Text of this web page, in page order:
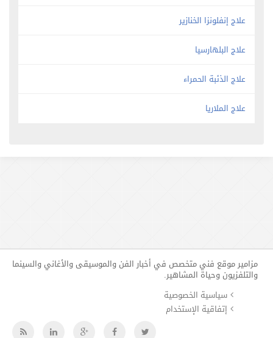
علاج إنفلونزا الخنازير
علاج البلهارسيا
علاج الذئبة الحمراء
علاج الملاريا
مزامير موقع فني متخصص في أخبار الفن والموسيقى والأغاني والسينما
والتلفزيون وحياة المشاهير.
سياسية الخصوصية
إتفاقية الإستخدام